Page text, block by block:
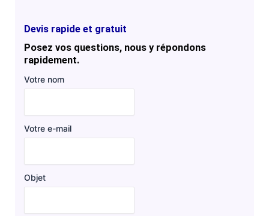
Devis rapide et gratuit
Posez vos questions, nous y répondons
rapidement.
Votre nom
Votre e-mail
Objet